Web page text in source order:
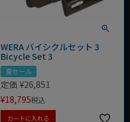
WERA バイシクルセット 3
Bicycle Set 3
夏セール
定価 ¥26,851
¥18,795税込
カートに入れる